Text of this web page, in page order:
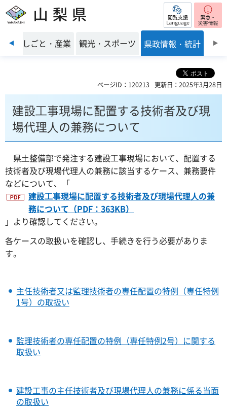
山梨県 閲覧支援
前のスライドを表示
境 しごと・産業 観光・スポーツ 県政情報・統計
ページID：120213 更新日：2025年3月28日
建設⼯事現場に配置する技術者及び現
場代理⼈の兼務について
県⼟整備部で発注する建設⼯事現場において、配置する
技術者及び現場代理人の兼務に該当するケース、兼務要件
などについて、「
建設⼯事現場に配置する技術者及び現場代理⼈の兼
務について（PDF：363KB）
」より確認してください。
各ケースの取扱いを確認し、手続きを行う必要がありま
す。
主任技術者又は監理技術者の専任配置の特例（専任特例
1号）の取扱い
監理技術者の専任配置の特例（専任特例2号）に関する
取扱い
建設工事の主任技術者及び現場代理人の兼務に係る当面
の取扱い